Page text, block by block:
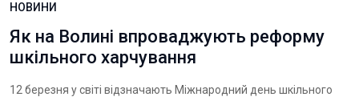
НОВИНИ
Як на Волині впроваджують реформу
шкільного харчування
12 березня у світі відзначають Міжнародний день шкільного